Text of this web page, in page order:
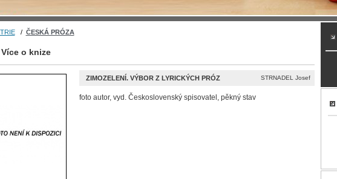
/ ČESKÁ PRÓZA
Více o knize
ZIMOZELENÍ. VÝBOR Z LYRICKÝCH PRÓZ STRNADEL Josef
foto autor, vyd. Československý spisovatel, pěkný stav